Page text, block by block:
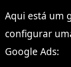
Aqui está um
configurar
Google Ads: